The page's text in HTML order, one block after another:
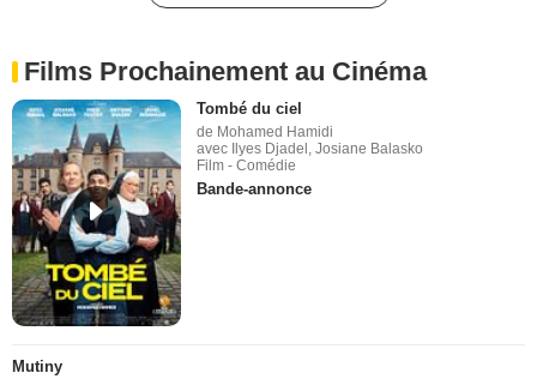
Films Prochainement au Cinéma
Tombé du ciel
de Mohamed Hamidi
avec Ilyes Djadel, Josiane Balasko
Film - Comédie
Bande-annonce
Mutiny